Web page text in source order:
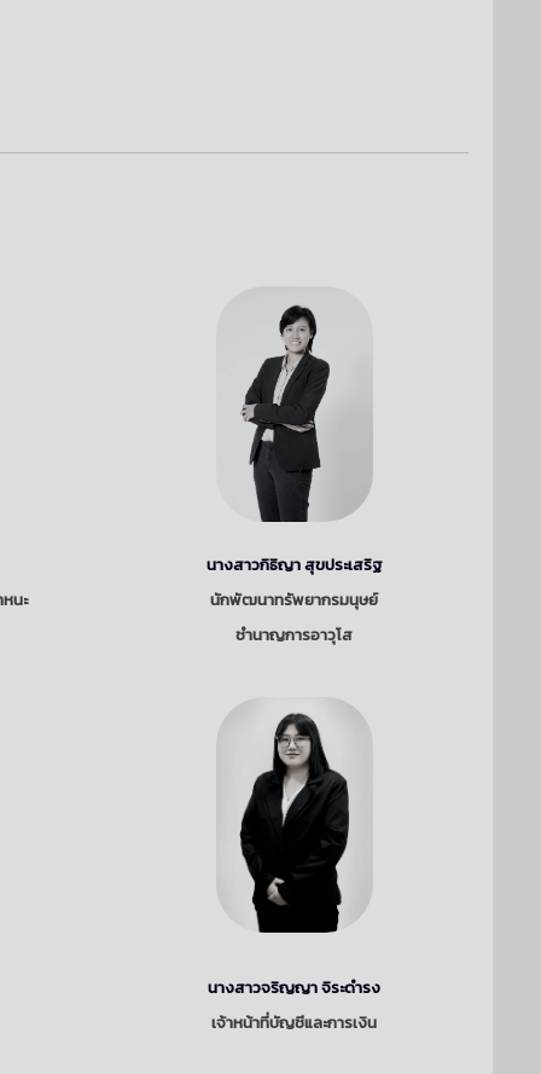
นะ
นางสาวกิธิญา สุขประเสริฐ
นักพัฒนาทรัพยากรมนุษย์
ชำนาญการอาวุโส
นางสาวจริญญา จิระดำรง
เจ้าหน้าที่บัญชีและการเงิน